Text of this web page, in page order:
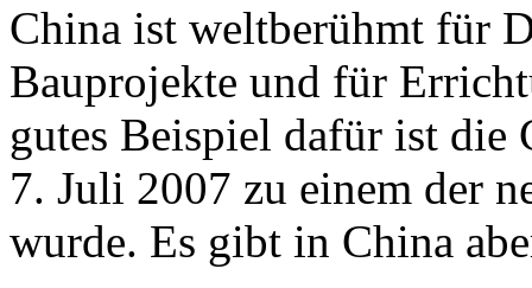
China ist weltberühmt für
Bauprojekte und für
gutes Beispiel dafür ist die
7. Juli 2007 zu einem der
wurde. Es gibt in China